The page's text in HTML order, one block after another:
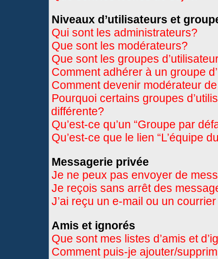
Niveaux d’utilisateurs et
Qui sont les administrateurs?
Que sont les modérateurs?
Que sont les groupes
Comment adhérer à un groupe
Comment devenir modérateur
Pourquoi certains groupes
différente?
Qu’est-ce qu’un “Groupe par
Qu’est-ce que le lien “L’équipe
Messagerie privée
Je ne peux pas envoyer de
Je reçois sans arrêt des
J’ai reçu un e-mail ou un
Amis et ignorés
Que sont mes listes d’amis et
Comment puis-je ajouter/